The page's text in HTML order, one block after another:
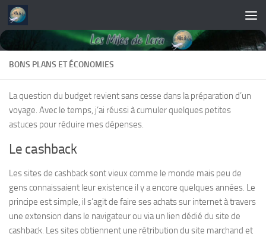
Skip to content
BONS PLANS ET ÉCONOMIES
La question du budget revient sans cesse dans la préparation d’un
voyage. Avec le temps, j’ai réussi à cumuler quelques petites
astuces pour réduire mes dépenses.
Le cashback
Les sites de cashback sont vieux comme le monde mais peu de
gens connaissaient leur existence il y a encore quelques années. Le
principe est simple, il s’agit de faire ses achats sur internet à travers
une extension dans le navigateur ou via un lien dédié du site de
cashback. Les sites obtiennent une rétribution du site marchand et